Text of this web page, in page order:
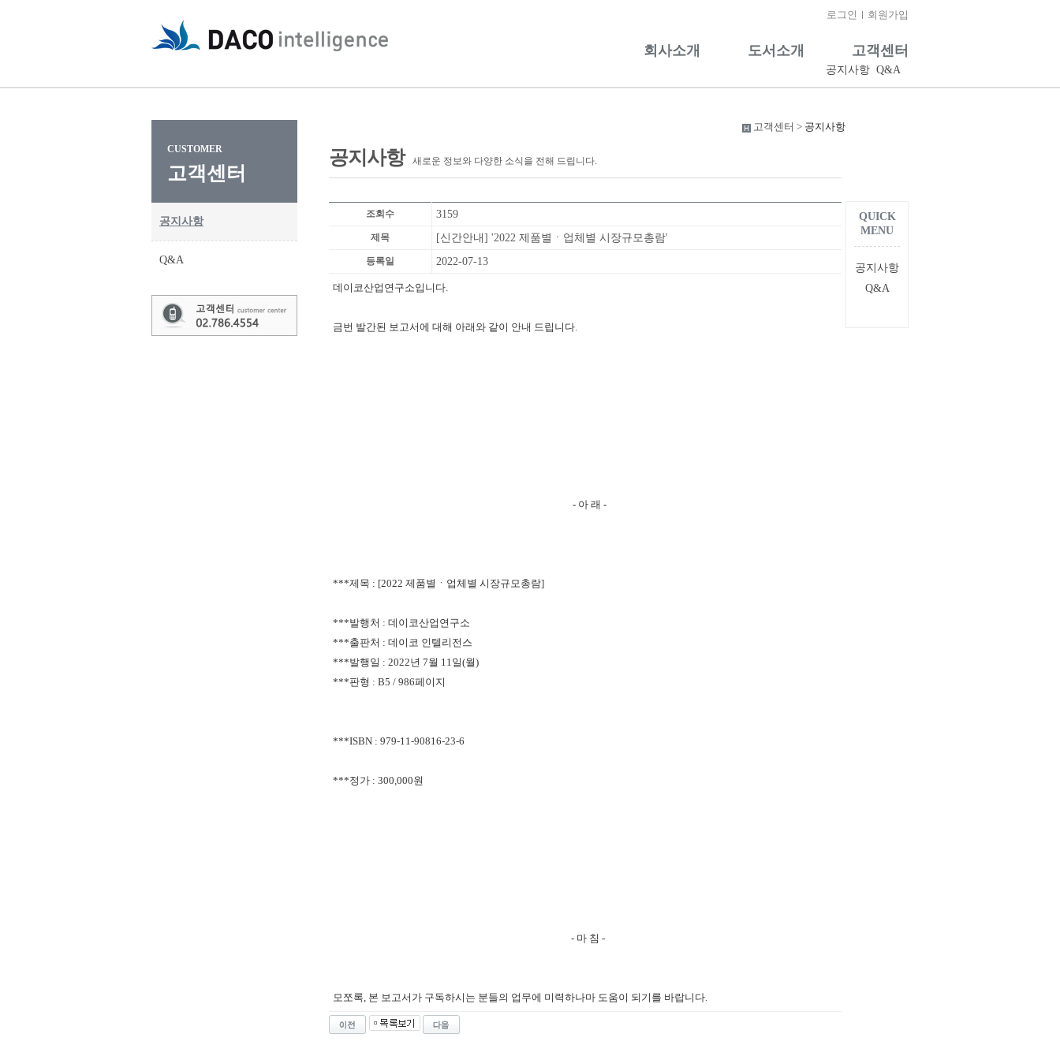
로그인 회원가입
회사소개 도서소개 고객센터
공지사항 Q&A
CUSTOMER
고객센터
공지사항
Q&A
고객센터 > 공지사항
공지사항 새로운 정보와 다양한 소식을 전해 드립니다.
조회수 3159
제목 [신간안내] '2022 제품별ㆍ업체별 시장규모총람'
등록일 2022-07-13
데이코산업연구소입니다.
금번 발간된 보고서에 대해 아래와 같이 안내 드립니다.
- 아 래 -
***제목 : [2022 제품별ㆍ업체별 시장규모총람]
***발행처 : 데이코산업연구소
***출판처 : 데이코 인텔리전스
***발행일 : 2022년 7월 11일(월)
***판형 : B5 / 986페이지
***ISBN : 979-11-90816-23-6
***정가 : 300,000원
- 마 침 -
모쪼록, 본 보고서가 구독하시는 분들의 업무에 미력하나마 도움이 되기를 바랍니다.
QUICK
MENU
공지사항
Q&A